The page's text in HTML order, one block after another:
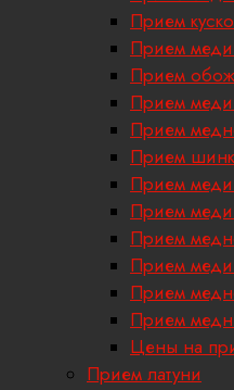
Прием
Прием
Прием
Прием меди
Прием
Прием
Прием меди
Прием
Прием
Прием
Прием
Прием
Цены на
Прием латуни